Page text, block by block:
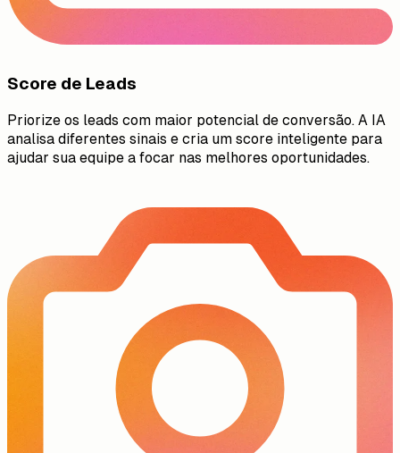
Score de Leads
Priorize os leads com maior potencial de conversão. A IA
analisa diferentes sinais e cria um score inteligente para
ajudar sua equipe a focar nas melhores oportunidades.